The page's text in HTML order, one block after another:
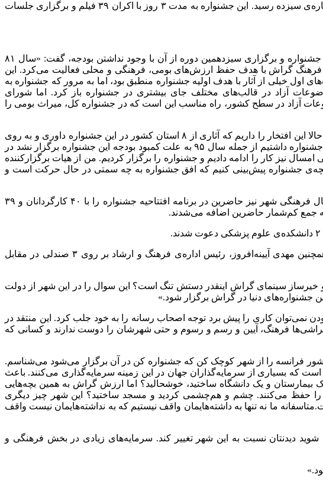
سیزده رسید. این جشنواره به مدت۳ روز با اکران ۳۹فیلم و برگزاری جلسات
جشنواره و برگزاری سیزدهمین دوره از آن با وجود نداشتن بودجه، گفت: «سال ۸۱
فرهنگ گراش با هدف حفظ ارزش‌های بومی، فرهنگی و محلی فعالیت می‌کرد. این
خیلی از آثار با هدف اولیه جشنواره منطبق بود، اما به مرور که جشنواره به
آزاد در قالب‌های مختلف جای بیشتری در جشنواره باز کرد. اما شورای
آزاد در سطح کشور، راه مناسب این است که در جشنواره کل، میراث بومی را
افتخار را داریم که آثاری از ۸ استان کشور در این جشنواره داوری و به روی
داشتیم از جمله سال ۹۵به علت کمبود بودجه این جشنواره برگزار نشد در
نیز کار را ادامه دادیم و جشنواره را برگزار کردیم. من از هیات برگزار‌کننده
جشنواره پیش‌بینی کنیم که افق جشنواره به چه سمتی در حال حرکت است و
شهر نیز حاضرین در برنامه افتتاحیه جشنواره را با ۴۰کارگردانان و ۳۹
جمع کم‌شمار حاضرین اضافه می‌شدند.
۲ دانشکده‌ی علوم پزشکی دعوت شدند.
مهدی آیینه‌افروز، رئیس اداره‌ی فرهنگ و ارشاد بر روی ۳صندلی در مقابل
سینمای گراش اینقدر دستش تنگ است؟ این سوال را در این شهر از دولت
جشنواره‌های دنیا در گراش برگزار شود.»
نمی‌توان کاری را پیش برد توجه اصحاب رسانه را به خود جلب کرد. این منتقد در
فرهنگ، آیین و رسم و رسوم و حتی شهرشان را دوست ندارند و کسانی که
کشور فرانسه را از شهر کوچک کن که جشنواره کن در آن برگزار می‌شود می‌شناسم.
که بسیاری از سرمایه‌گذاران جهان در این زمینه سرمایه‌گذاری می‌کنند. باعث
و یک دانشگاه ساختید، خوشحالید؟ اما ارزش گراش به همین بچه‌هایی
را حفظ می‌کنند. چشم و هم‌چشمی کردید و مسجد ساختید؟ این شهر چیز دیگری
ما نه تنها به داشته‌هایمان واقف نیستیم که به نداشته‌هایمان نیست واقف
شوید دیدنتان نسبت به این شهر تغییر کند. سرمایه‌های زیادی در بخش فرهنگی و